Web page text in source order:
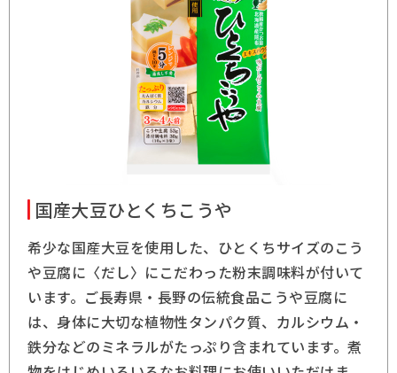
国産大豆ひとくちこうや
希少な国産大豆を使用した、ひとくちサイズのこう
や豆腐に〈だし〉にこだわった粉末調味料が付いて
います。ご長寿県・長野の伝統食品こうや豆腐に
は、身体に大切な植物性タンパク質、カルシウム・
鉄分などのミネラルがたっぷり含まれています。煮